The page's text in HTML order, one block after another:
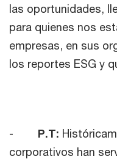
las oportunidades,
para quienes nos
empresas, en sus
los reportes ESG y
- P.T:
corporativos han